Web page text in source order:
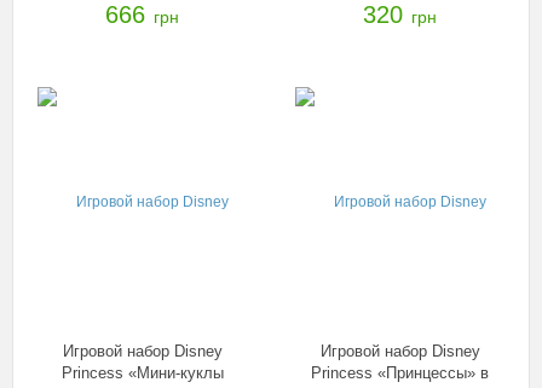
фильма» в ассорт., B5341
666 грн
в ассорт., B5185
320 грн
Игровой набор Disney
Princess «Мини-куклы
Игровой набор Disney
Princess «Принцессы» в